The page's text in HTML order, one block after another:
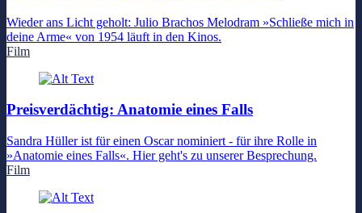
Wieder ans Licht geholt: Julio Brachos Melodram »Schließe mich in
deine Arme« von 1954 läuft in den Kinos.
Film
Preisverdächtig: Anatomie eines Falls
Sandra Hüller ist für einen Oscar nominiert - für ihre Rolle in
»Anatomie eines Falls«. Hier geht's zu unserer Besprechung.
Film